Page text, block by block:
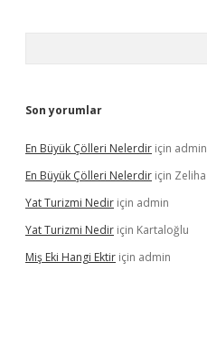
Son yorumlar
En Büyük Çölleri Nelerdir için admin
En Büyük Çölleri Nelerdir için Zeliha
Yat Turizmi Nedir için admin
Yat Turizmi Nedir için Kartaloğlu
Miş Eki Hangi Ektir için admin